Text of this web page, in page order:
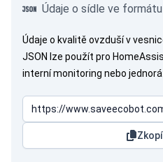
Údaje o sídle ve
Údaje o kvalitě ovzduší v
JSON lze použít pro
interní monitoring nebo